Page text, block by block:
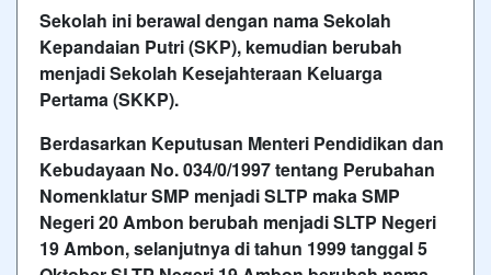
Sekolah ini berawal dengan nama Sekolah
Kepandaian Putri (SKP), kemudian berubah
menjadi Sekolah Kesejahteraan Keluarga
Pertama (SKKP).
Berdasarkan Keputusan Menteri Pendidikan dan
Kebudayaan No. 034/0/1997 tentang Perubahan
Nomenklatur SMP menjadi SLTP maka SMP
Negeri 20 Ambon berubah menjadi SLTP Negeri
19 Ambon, selanjutnya di tahun 1999 tanggal 5